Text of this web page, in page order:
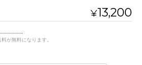
¥13,200
が無料になります。